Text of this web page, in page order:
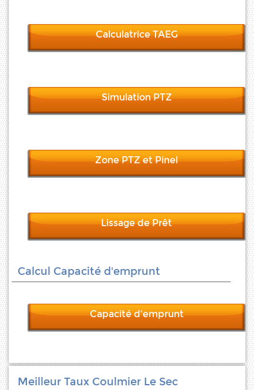
Calculatrice TAEG
Simulation PTZ
Zone PTZ et Pinel
Lissage de Prêt
Calcul Capacité d'emprunt
Capacité d'emprunt
Meilleur Taux Coulmier Le Sec